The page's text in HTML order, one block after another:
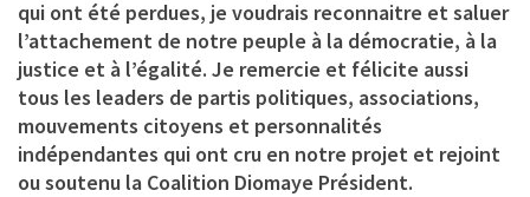
qui ont été perdues, je voudrais reconnaitre et saluer
l’attachement de notre peuple à la démocratie, à la
justice et à l’égalité. Je remercie et félicite aussi
tous les leaders de partis politiques, associations,
mouvements citoyens et personnalités
indépendantes qui ont cru en notre projet et rejoint
ou soutenu la Coalition Diomaye Président.